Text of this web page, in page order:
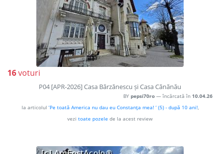
16voturi
P04 [APR-2026] Casa Bărzănescu și Casa Cănănău
BY pepsi70ro — încărcată în 10.04.26
la articolul ’Pe toată America nu dau eu Constanţa mea! ’ (5) - după 10 ani!,
vezi toate pozele de la acest review